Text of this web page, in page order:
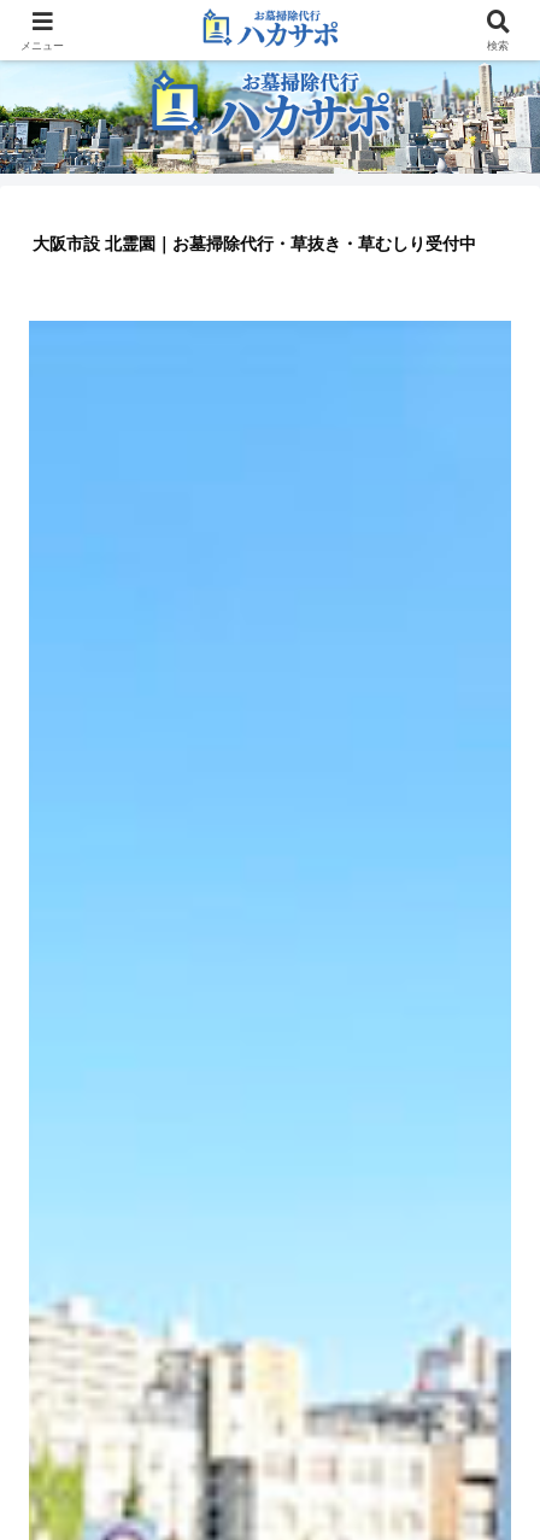
大阪のお墓参り代行業者
大阪市設 北霊園｜お墓掃除代行・草抜き・草むしり受付中
メニュー 検索